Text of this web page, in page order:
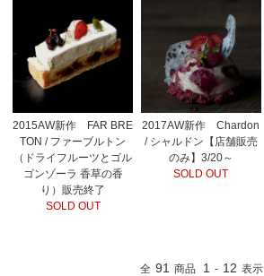
2015AW新作 FAR BRE
TON / ファーブルトン
（ドライフルーツとゴル
ゴンゾーラ 香草の香
り）販売終了
SOLD OUT
2017AW新作 Chardon
/ シャルドン【店舗販売
のみ】3/20～
SOLD OUT
全 91 商品 1 - 12 表示